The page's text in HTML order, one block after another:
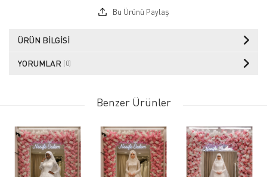
Bu Ürünü Paylaş
ÜRÜN BILGISI
YORUMLAR (0)
Benzer Ürünler